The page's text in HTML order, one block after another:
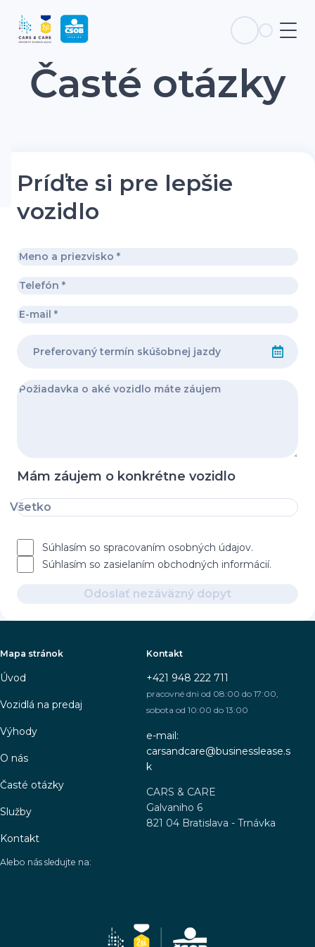
Časté otázky
Príďte si pre lepšie
vozidlo
Mám záujem o konkrétne vozidlo
Všetko
Súhlasím so spracovaním osobných údajov.
Súhlasím so zasielaním obchodných informácií.
Odoslať nezáväzný dopyt
Mapa stránok
Úvod
Vozidlá na predaj
Výhody
O nás
Časté otázky
Služby
Kontakt
Kontakt
+421 948 222 711
pracovné dni od 08:00 do 17:00,
sobota od 10:00 do 13:00
e-mail:
carsandcare@businesslease.s
k
CARS & CARE
Galvaniho 6
821 04 Bratislava - Trnávka
Alebo nás sledujte na: